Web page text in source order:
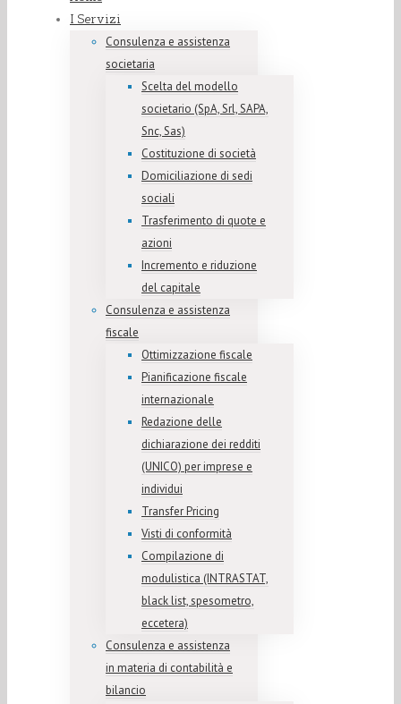
I Servizi
Consulenza e assistenza
societaria
Scelta del modello
societario (SpA, Srl, SAPA,
Snc, Sas)
Costituzione di società
Domiciliazione di sedi
sociali
Trasferimento di quote e
azioni
Incremento e riduzione
del capitale
Consulenza e assistenza
fiscale
Ottimizzazione fiscale
Pianificazione fiscale
internazionale
Redazione delle
dichiarazione dei redditi
(UNICO) per imprese e
individui
Transfer Pricing
Visti di conformità
Compilazione di
modulistica (INTRASTAT,
black list, spesometro,
eccetera)
Consulenza e assistenza
in materia di contabilità e
bilancio